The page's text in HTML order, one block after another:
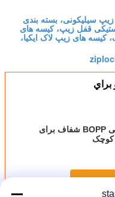
سیلیکونی، بسته بندی
قفل زیپ، کیسه های
کیسه های زیپ لاک ایکیا،
براي
کیسه های پلاستیکی BOPP شفاف برای